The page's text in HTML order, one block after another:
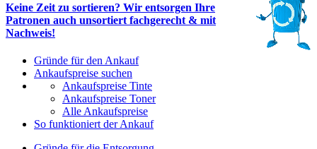
Keine Zeit zu sortieren? Wir entsorgen Ihre
Patronen auch unsortiert fachgerecht & mit
Nachweis!
Gründe für den Ankauf
Ankaufspreise suchen
Ankaufspreise Tinte
Ankaufspreise Toner
Alle Ankaufspreise
So funktioniert der Ankauf